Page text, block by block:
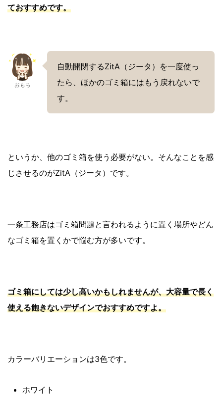
ておすすめです。
おもち
自動開閉するZitA（ジータ）を一度使っ
たら、ほかのゴミ箱にはもう戻れないで
す。
というか、他のゴミ箱を使う必要がない。そんなことを感
じさせるのがZitA（ジータ）です。
一条工務店はゴミ箱問題と言われるように置く場所やどん
なゴミ箱を置くかで悩む方が多いです。
ゴミ箱にしては少し高いかもしれませんが、大容量で長く
使える飽きないデザインでおすすめですよ。
カラーバリエーションは3色です。
ホワイト